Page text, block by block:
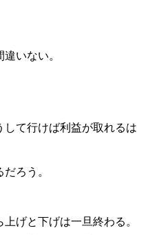
いない。
して行けば利益が取れるは
ろう。
げと下げは一旦終わる。